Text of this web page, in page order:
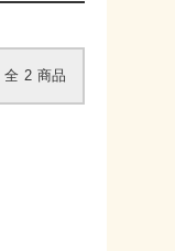
全 2 商品